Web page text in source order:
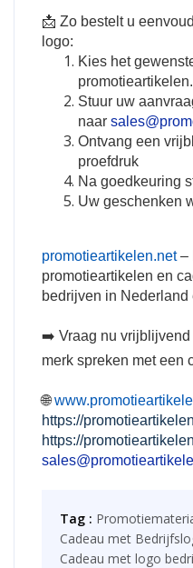
📩 Zo bestelt u
logo:
Kies het
Stuur uw
naar
Ontvang een
proefdruk
Na goedkeuring
Uw geschenken
promotieartikelen.net–
promotieartikelen en
bedrijven in Nederland
➡️ Vraag nu vrijblijvend
merk spreken met een
🌐
https://
https://
Tag :
Cadeau met
Cadeau met logo